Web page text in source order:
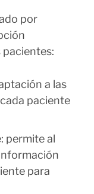
por
a las
paciente
permite al
para